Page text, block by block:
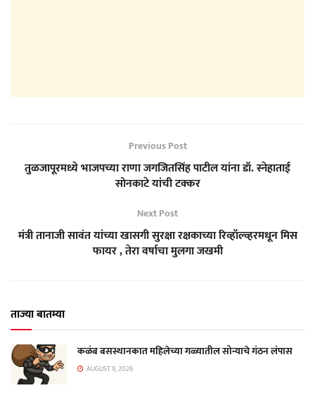
Previous Post
तुळजापूरमध्ये भाजपच्या राणा जगजितसिंह पाटील यांना डॉ. स्नेहाताई
सोनकाटे यांची टक्कर
Next Post
मंत्री तानाजी सावंत यांच्या खासगी सुरक्षा रक्षकाच्या रिव्हॉल्व्हरमधून मिस
फायर , तेरा वर्षाचा मुलगा जखमी
ताज्या बातम्या
कळंब बसस्थानकात महिलेच्या गळ्यातील सोन्याचे गंठन लंपास
AUGUST 9, 2026